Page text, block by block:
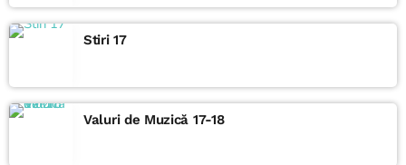
blânde (depinde de context), mai pe scurt: "Facem Valuri!"
Stiri 17
Valuri de Muzică 17-18